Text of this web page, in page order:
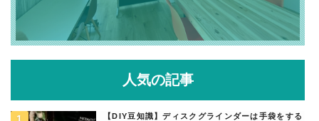
人気の記事
【DIY豆知識】ディスクグラインダーは手袋をする